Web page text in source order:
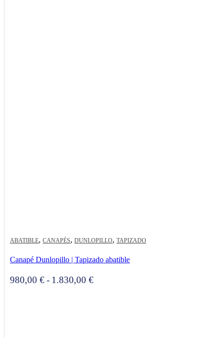
ABATIBLE, CANAPÉS, DUNLOPILLO, TAPIZADO
Canapé Dunlopillo | Tapizado abatible
980,00 €- 1.830,00 €Rango